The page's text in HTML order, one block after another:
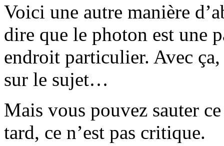
Voici une autre manière
dire que le photon est une
endroit particulier. Avec
sur le sujet…
Mais vous pouvez sauter
tard, ce n’est pas critique.